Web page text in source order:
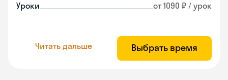
Уроки от 1090 ₽ / урок
Читать дальше Выбрать время